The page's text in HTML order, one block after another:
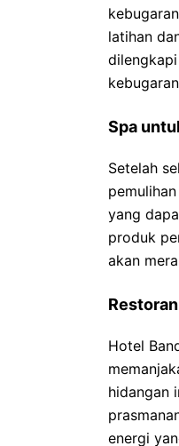
latihan
Spa
Setelah
yang
produk
akan
Hotel
hidangan
energi